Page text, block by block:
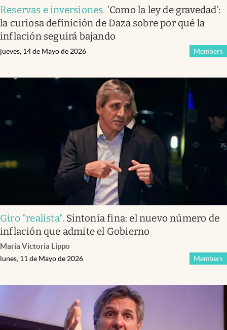
Reservas e inversiones. ’Como la ley de gravedad’:
la curiosa definición de Daza sobre por qué la
inflación seguirá bajando
Members
jueves, 14 de Mayo de 2026
Giro "realista". Sintonía fina: el nuevo número de
inflación que admite el Gobierno
María Victoria Lippo
Members
lunes, 11 de Mayo de 2026